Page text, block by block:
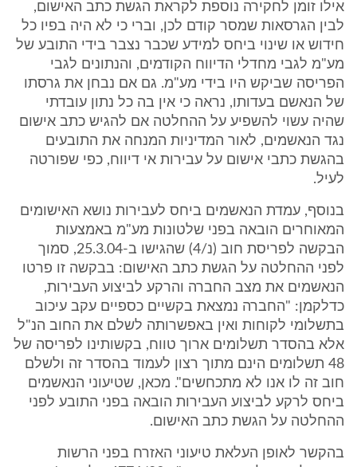
אילו זומן לחקירה נוספת לקראת הגשת כתב האישום,
לבין הגרסאות שמסר קודם לכן, וברי כי לא היה בפיו כל
חידוש או שינוי ביחס למידע שכבר נצבר בידי התובע של
מע"מ לגבי מחדלי הדיווח הקודמים, והנתונים לגבי
הפריסה שביקש היו בידי מע"מ. גם אם נבחן את גרסתו
של הנאשם בעדותו, נראה כי אין בה כל נתון עובדתי
שהיה עשוי להשפיע על ההחלטה אם להגיש כתב אישום
נגד הנאשמים, לאור המדיניות המנחה את התובעים
בהגשת כתבי אישום על עבירות אי דיווח, כפי שפורטה
לעיל.
בנוסף, עמדת הנאשמים ביחס לעבירות נושא האישומים
המאוחרים הובאה בפני שלטונות מע"מ באמצעות
הבקשה לפריסת חוב (נ/4) שהגישו ב-25.3.04, סמוך
לפני ההחלטה על הגשת כתב האישום: בבקשה זו פרטו
הנאשמים את מצב החברה והרקע לביצוע העבירות,
כדלקמן: "החברה נמצאת בקשיים כספיים עקב עיכוב
בתשלומי לקוחות ואין באפשרותה לשלם את החוב הנ"ל
אלא בהסדר תשלומים ארוך טווח, בקשותינו לפריסה של
48 תשלומים הינם מתוך רצון לעמוד בהסדר זה ולשלם
חוב זה לו אנו לא מתכחשים". מכאן, שטיעוני הנאשמים
ביחס לרקע לביצוע העבירות הובאה בפני התובע לפני
ההחלטה על הגשת כתב האישום.
בהקשר לאופן העלאת טיעוני האזרח בפני הרשות